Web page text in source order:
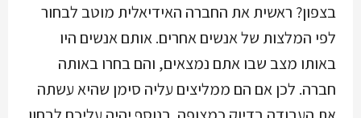
בצפון? ראשית את החברה האידיאלית מוטב לבחור
לפי המלצות של אנשים אחרים. אותם אנשים היו
באותו מצב שבו אתם נמצאים, והם בחרו באותה
חברה. לכן אם הם ממליצים עליה סימן שהיא עשתה